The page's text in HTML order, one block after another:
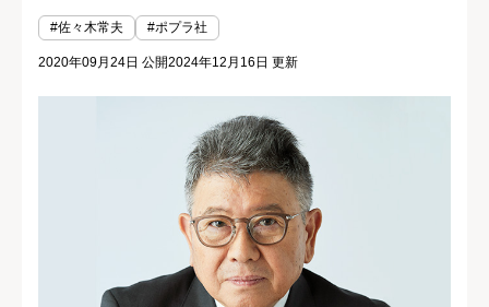
#佐々木常夫 #ポプラ社
2020年09月24日 公開2024年12月16日 更新